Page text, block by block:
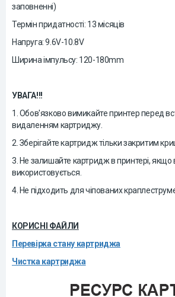
заповненні)
Термін придатності: 13 місяців
Напруга: 9.6V-10.8V
Ширина імпульсу: 120-180mm
УВАГА!!!
1. Обов'язково вимикайте принтер перед
видаленням картриджу.
2. Зберігайте картридж тільки закритим
3. Не залишайте картридж в принтері, якщо
використовується.
4. Не підходить для чіпованих
КОРИСНІ ФАЙЛИ
Перевірка стану картриджа
Чистка картриджа